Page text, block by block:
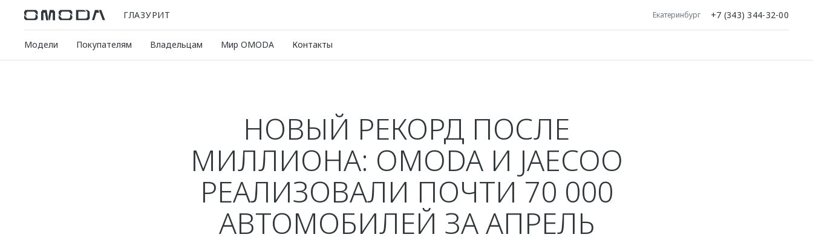
ГЛАЗУРИТ Екатеринбург +7 (343) 344-32-00
Модели Покупателям Владельцам Мир OMODA Контакты
НОВЫЙ РЕКОРД ПОСЛЕ
МИЛЛИОНА: OMODA И JAECOO
РЕАЛИЗОВАЛИ ПОЧТИ 70 000
АВТОМОБИЛЕЙ ЗА АПРЕЛЬ